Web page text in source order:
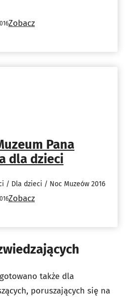
Zobacz
Pana
dla dzieci
/ Dla dzieci / Noc Muzeów 2016
Zobacz
także dla
poruszających się na